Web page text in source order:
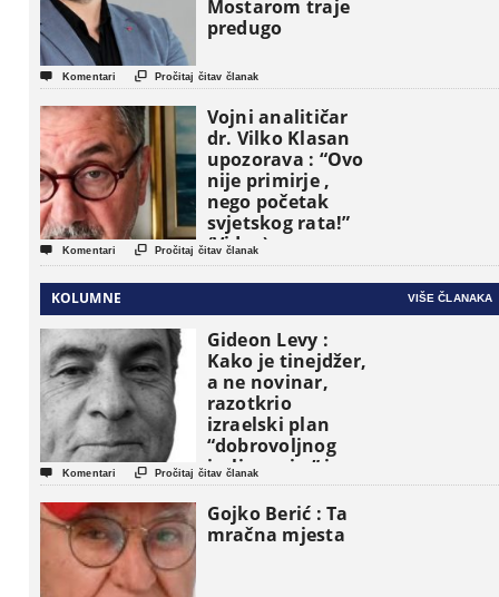
Mostarom traje
predugo
 Komentari  Pročitaj čitav članak
Vojni analitičar
dr. Vilko Klasan
upozorava : “Ovo
nije primirje ,
nego početak
svjetskog rata!”
(Video)
 Komentari  Pročitaj čitav članak
KOLUMNE VIŠE ČLANAKA
Gideon Levy :
Kako je tinejdžer,
a ne novinar,
razotkrio
izraelski plan
“dobrovoljnog
iseljavanja ” iz
Gaze
 Komentari  Pročitaj čitav članak
Gojko Berić : Ta
mračna mjesta